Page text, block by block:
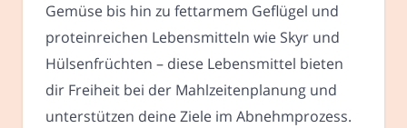
Gemüse bis hin zu fettarmem Geflügel und
proteinreichen Lebensmitteln wie Skyr und
Hülsenfrüchten – diese Lebensmittel bieten
dir Freiheit bei der Mahlzeitenplanung und
unterstützen deine Ziele im Abnehmprozess.